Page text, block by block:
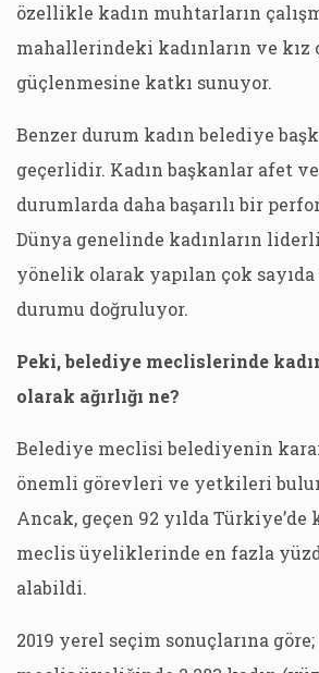
özellikle kadın muhtarların
mahallerindeki kadınların ve kız
güçlenmesine katkı sunuyor.
Benzer durum kadın belediye
geçerlidir. Kadın başkanlar afet
durumlarda daha başarılı bir
Dünya genelinde kadınların
yönelik olarak yapılan çok sayıda
durumu doğruluyor.
Peki, belediye meclislerinde
olarak ağırlığı ne?
Belediye meclisi belediyenin karar
önemli görevleri ve yetkileri
Ancak, geçen 92 yılda Türkiye’de
meclis üyeliklerinde en fazla
alabildi.
2019 yerel seçim sonuçlarına